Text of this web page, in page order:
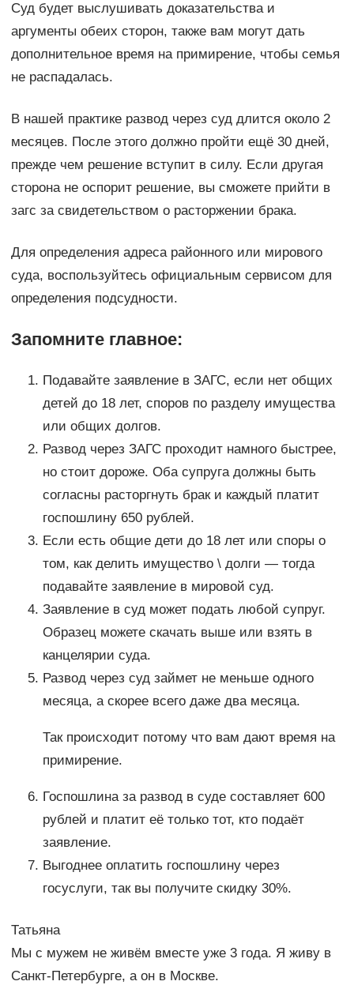
Суд будет выслушивать доказательства и
аргументы обеих сторон, также вам могут дать
дополнительное время на примирение, чтобы семья
не распадалась.
В нашей практике развод через суд длится около 2
месяцев. После этого должно пройти ещё 30 дней,
прежде чем решение вступит в силу. Если другая
сторона не оспорит решение, вы сможете прийти в
загс за свидетельством о расторжении брака.
Для определения адреса районного или мирового
суда, воспользуйтесь официальным сервисом для
определения подсудности.
Запомните главное:
Подавайте заявление в ЗАГС, если нет общих
детей до 18 лет, споров по разделу имущества
или общих долгов.
Развод через ЗАГС проходит намного быстрее,
но стоит дороже. Оба супруга должны быть
согласны расторгнуть брак и каждый платит
госпошлину 650 рублей.
Если есть общие дети до 18 лет или споры о
том, как делить имущество \ долги — тогда
подавайте заявление в мировой суд.
Заявление в суд может подать любой супруг.
Образец можете скачать выше или взять в
канцелярии суда.
Развод через суд займет не меньше одного
месяца, а скорее всего даже два месяца.
Так происходит потому что вам дают время на
примирение.
Госпошлина за развод в суде составляет 600
рублей и платит её только тот, кто подаёт
заявление.
Выгоднее оплатить госпошлину через
госуслуги, так вы получите скидку 30%.
Татьяна
Мы с мужем не живём вместе уже 3 года. Я живу в
Санкт-Петербурге, а он в Москве.